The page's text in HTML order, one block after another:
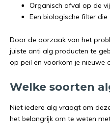
Organisch afval op de
Een biologische filter
Door de oorzaak van het
juiste anti alg producten te
op peil en voorkom je nieuwe
Welke soorten
Niet iedere alg vraagt om
het belangrijk om te weten